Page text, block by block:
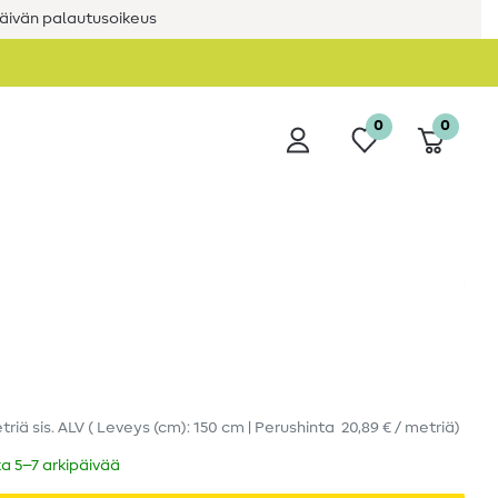
palautusoikeus
0 0
sis. ALV ( Leveys (cm): 150 cm | Perushinta 20,89 € / metriä)
5–7 arkipäivää